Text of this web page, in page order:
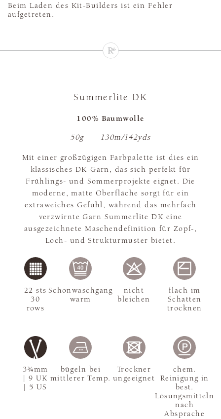
Beim Laden des Kit-Builders ist ein Fehler
aufgetreten.
Summerlite DK
100% Baumwolle
50g 130m/142yds
Mit einer großzügigen Farbpalette ist dies ein
klassisches DK-Garn, das sich perfekt für
Frühlings- und Sommerprojekte eignet. Die
moderne, matte Oberfläche sorgt für ein
extraweiches Gefühl, während das mehrfach
verzwirnte Garn Summerlite DK eine
ausgezeichnete Maschendefinition für Zopf-,
Loch- und Strukturmuster bietet.
3¾mm
| 9 UK
| 5 US
22 sts
30
rows
Schonwaschgang
warm
nicht
bleichen
flach im
Schatten
trocknen
bügeln bei
mittlerer Temp.
Trockner
ungeeignet
chem.
Reinigung in
best.
Lösungsmitteln
nach
Absprache